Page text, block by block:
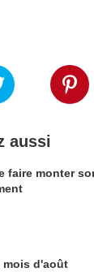
aussi
faire monter
mois d'août